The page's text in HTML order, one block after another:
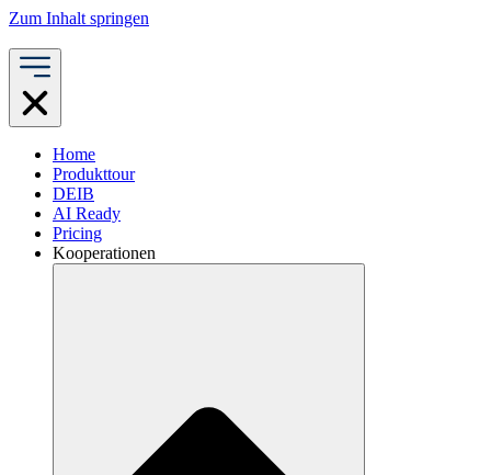
Zum Inhalt springen
Home
Produkttour
DEIB
AI Ready
Pricing
Kooperationen